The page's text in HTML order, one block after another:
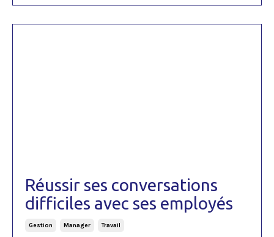
Réussir ses conversations
difficiles avec ses employés
Gestion Manager Travail